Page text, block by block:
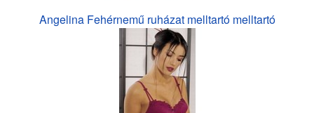
Angelina Fehérnemű ruházat melltartó melltartó